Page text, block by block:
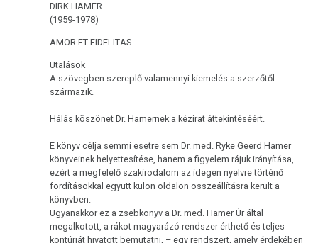
Metasztázisok
Fájdalmak
DIRK HAMER
(1959-1978)
AMOR ET FIDELITAS
Utalások
A szövegben szereplő valamennyi kiemelés a szerzőtől
származik.
Hálás köszönet Dr. Hamernek a kézirat áttekintéséért.
E könyv célja semmi esetre sem Dr. med. Ryke Geerd Hamer
könyveinek helyettesítése, hanem a figyelem rájuk irányítása,
ezért a megfelelő szakirodalom az idegen nyelvre történő
fordításokkal együtt külön oldalon összeállításra került a
könyvben.
Ugyanakkor ez a zsebkönyv a Dr. med. Hamer Úr által
megalkotott, a rákot magyarázó rendszer érthető és teljes
kontúrját hivatott bemutatni, – egy rendszert, amely érdekében